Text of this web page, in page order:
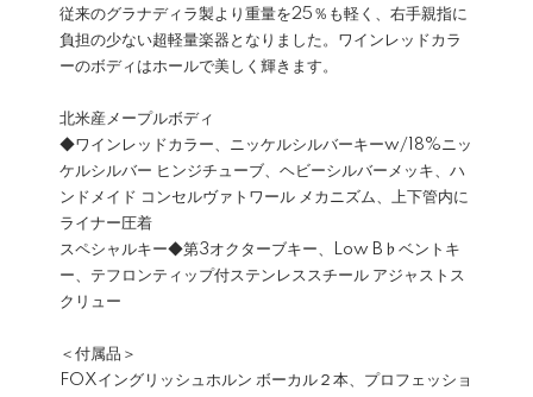
従来のグラナディラ製より重量を25％も軽く、右手親指に
負担の少ない超軽量楽器となりました。ワインレッドカラ
ーのボディはホールで美しく輝きます。
北米産メープルボディ
◆ワインレッドカラー、ニッケルシルバーキーw/18%ニッ
ケルシルバー ヒンジチューブ、ヘビーシルバーメッキ、ハ
ンドメイド コンセルヴァトワール メカニズム、上下管内に
ライナー圧着
スペシャルキー◆第3オクターブキー、Low B♭ベントキ
ー、テフロンティップ付ステンレススチール アジャストス
クリュー
＜付属品＞
FOXイングリッシュホルン ボーカル２本、プロフェッショ